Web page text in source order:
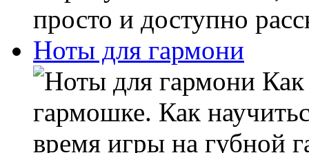
просто и доступно
Ноты для гармони
Как
гармошке. Как
время игры на губной